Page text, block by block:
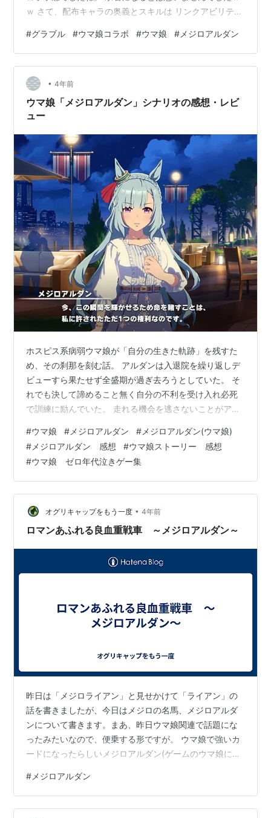
ｗ さて、配布キャラの奥義とスキルは リンクアビリティ
らないことが分かりました！ サプチケも来てるんです
ね…。 こちらは全然考えてなかったｗｗｗ 購入期間は
2/20 20:59までとなっております。 期間もありますし、
今回は六竜追加がないのでゆっくり交換対象を考えます
ｗ ウマ娘でガチャ更新があり、 ★3[クリノクロア・ライ
ン]メジロア…
#グラブル #ウマ娘コラボ #ウマ娘 #メジロアルダン
• 4年前
ウマ娘「メジロアルダン」シナリオの感想・レビ
ュー
ホスピス系病弱ウマ娘が「自分の生きた軌跡」を残すた
め、その刹那を刻む話。 アルダンは入退院を繰り返しデ
ビューすら果たせず全盛期が過ぎ去ろうとしていた。 そ
れでも決して諦めること無く自分の不利を受け入れ必死
で訓練に励んでいた。 走れる機会を逃さないことがアル
ナーはスカウトすれば無茶を防げると思い専属になるこ
とを提案するが……。 アルダンは選抜レースの後に来て
欲しいと言い残し、自分の実力を示すことに拘る。 いつ
死ぬか分からないアルダンにとって「今」を刻むことが
全てだったのである！ その結果ダート1200でも結果を残
し、約束通り、トレーナーのスカウ…
#ウマ娘 # メジロアルダン # メジロアルダン(ウマ娘)
# メジロアルダン 感想 #ウマ娘ストーリー 感想
#ウマ娘 ゼロ年代泣きゲー集
オグリキャップをもう一度 • 4年前
ロマンあふれる良血重戦車 ～メジロアルダン～
昨日は「メジロライアン」と見せかけて「ライアン」の
話を書きましたが、今日はメジロの名馬、メジロアルダ
ンについて書きます。まあ、昨日ウマ娘関連で話題にな
ったみたいなので、便乗する形ですが。 ウマ娘で強いカ
ードになったらしいメジロアルダン(ゲームのウマ娘にあ
としかわからないのです)。ただ、一部で「G1を勝ってい
ないのに、なんでそんないいカードにするんだ」という
声があったようです。 これに対しての自分の意見は、次
# メジロアルダン